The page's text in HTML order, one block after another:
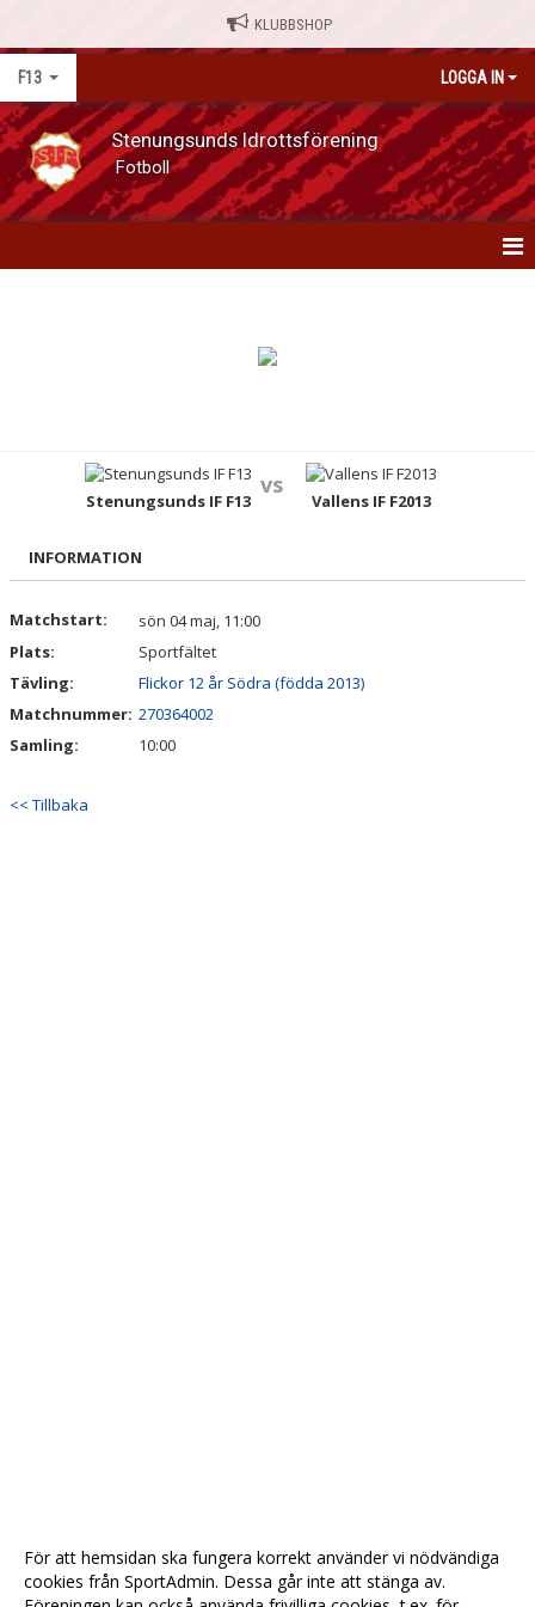
KLUBBSHOP
F13 LOGGA IN
Stenungsunds Idrottsförening
Fotboll
BILDGALLERI
KONTAKT
Stenungsunds IF F13
vs
Vallens IF F2013
INFORMATION
Matchstart:
sön 04 maj, 11:00
Plats:
Sportfältet
Tävling:
Flickor 12 år Södra (födda 2013)
Matchnummer: 270364002
Samling:
10:00
<< Tillbaka
För att hemsidan ska fungera korrekt använder vi nödvändiga
cookies från SportAdmin. Dessa går inte att stänga av.